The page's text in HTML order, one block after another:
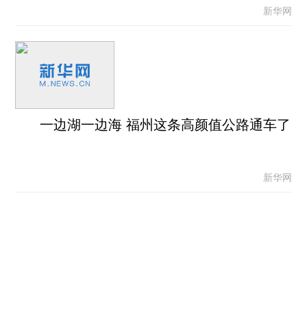
新华网
一边湖一边海 福州这条高颜值公路通车了
新华网